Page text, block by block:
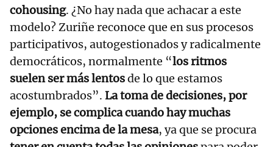
cohousing. ¿No hay nada que achacar a este
modelo? Zuriñe reconoce que en sus procesos
participativos, autogestionados y radicalmente
democráticos, normalmente “los ritmos
suelen ser más lentosde lo que estamos
acostumbrados”. La toma de decisiones, por
ejemplo, se complica cuando hay muchas
opciones encima de la mesa, ya que se procura